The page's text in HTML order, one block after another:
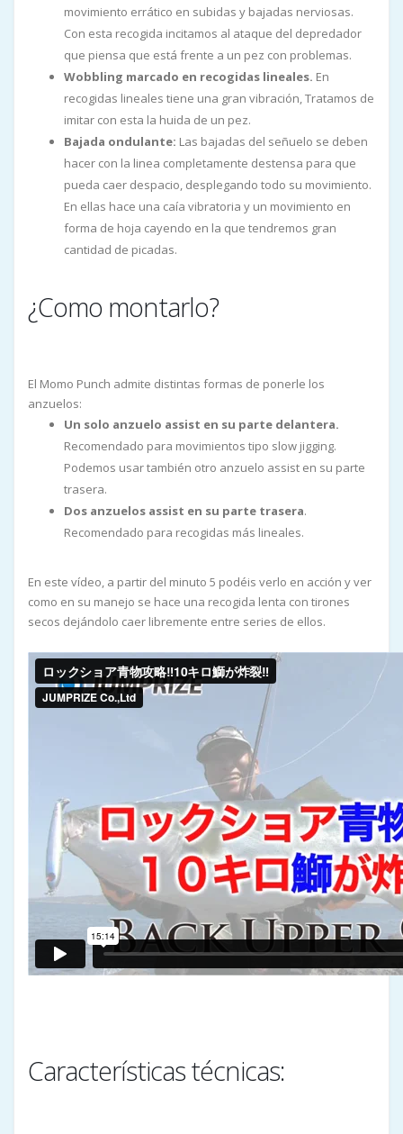
movimiento errático en subidas y bajadas nerviosas.
Con esta recogida incitamos al ataque del depredador
que piensa que está frente a un pez con problemas.
Wobbling marcado en recogidas lineales. En
recogidas lineales tiene una gran vibración, Tratamos de
imitar con esta la huida de un pez.
Bajada ondulante: Las bajadas del señuelo se deben
hacer con la linea completamente destensa para que
pueda caer despacio, desplegando todo su movimiento.
En ellas hace una caía vibratoria y un movimiento en
forma de hoja cayendo en la que tendremos gran
cantidad de picadas.
¿Como montarlo?
El Momo Punch admite distintas formas de ponerle los
anzuelos:
Un solo anzuelo assist en su parte delantera.
Recomendado para movimientos tipo slow jigging.
Podemos usar también otro anzuelo assist en su parte
trasera.
Dos anzuelos assist en su parte trasera.
Recomendado para recogidas más lineales.
En este vídeo, a partir del minuto 5 podéis verlo en acción y ver
como en su manejo se hace una recogida lenta con tirones
secos dejándolo caer libremente entre series de ellos.
Características técnicas: